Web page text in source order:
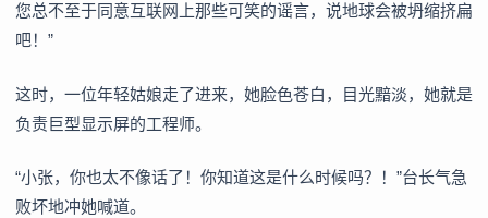
您总不至于同意互联网上那些可笑的谣言，说地球会被坍缩挤扁
吧！”
这时，一位年轻姑娘走了进来，她脸色苍白，目光黯淡，她就是
负责巨型显示屏的工程师。
“小张，你也太不像话了！你知道这是什么时候吗？！”台长气急
败坏地冲她喊道。